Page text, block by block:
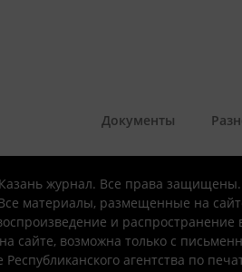
Документы
журнал. Все права защищены.
материалы, размещенные на
и
сайте, возможна только с
агентства по